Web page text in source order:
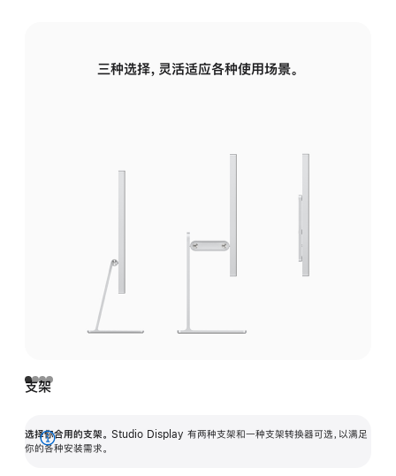
三种选择，灵活适应各种使用场景。
支架
选择你合用的支架。 Studio Display 有两种支架和一种支架转换器可选，以满足
你的各种安装需求。
展